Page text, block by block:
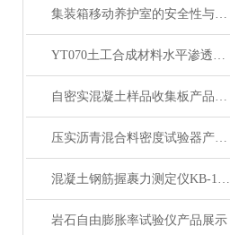
集装箱移动养护室的安全性与防护设施分析
YT070土工合成材料水平渗透仪产品展示
自密实混凝土样品收集板产品展示
压实沥青混合料密度试验器产品展示
混凝土钢筋握裹力测定仪KB-150型产品展示
岩石自由膨胀率试验仪产品展示